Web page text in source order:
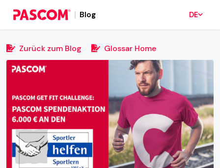
Blog DE
Zurück zum Blog Glossar Home